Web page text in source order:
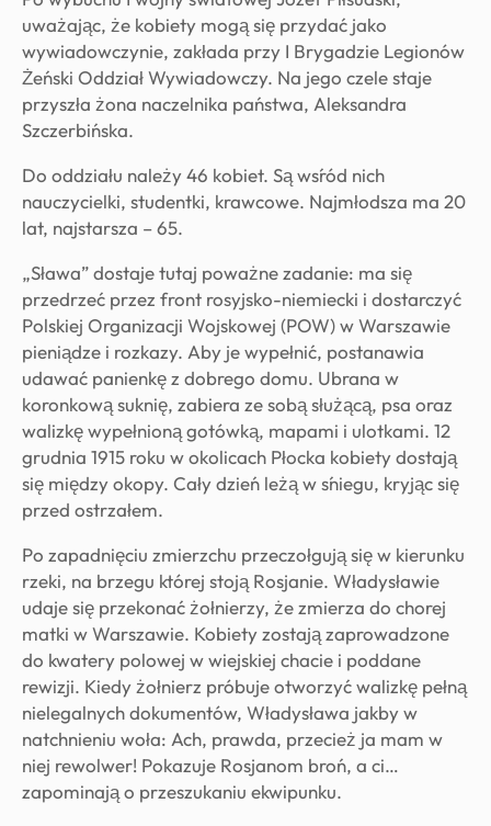
uważając, że kobiety mogą się przydać jako
wywiadowczynie, zakłada przy I Brygadzie Legionów
Żeński Oddział Wywiadowczy. Na jego czele staje
przyszła żona naczelnika państwa, Aleksandra
Szczerbińska.
Do oddziału należy 46 kobiet. Są wśród nich
nauczycielki, studentki, krawcowe. Najmłodsza ma 20
lat, najstarsza – 65.
„Sława” dostaje tutaj poważne zadanie: ma się
przedrzeć przez front rosyjsko-niemiecki i dostarczyć
Polskiej Organizacji Wojskowej (POW) w Warszawie
pieniądze i rozkazy. Aby je wypełnić, postanawia
udawać panienkę z dobrego domu. Ubrana w
koronkową suknię, zabiera ze sobą służącą, psa oraz
walizkę wypełnioną gotówką, mapami i ulotkami. 12
grudnia 1915 roku w okolicach Płocka kobiety dostają
się między okopy. Cały dzień leżą w śniegu, kryjąc się
przed ostrzałem.
Po zapadnięciu zmierzchu przeczołgują się w kierunku
rzeki, na brzegu której stoją Rosjanie. Władysławie
udaje się przekonać żołnierzy, że zmierza do chorej
matki w Warszawie. Kobiety zostają zaprowadzone
do kwatery polowej w wiejskiej chacie i poddane
rewizji. Kiedy żołnierz próbuje otworzyć walizkę pełną
nielegalnych dokumentów, Władysława jakby w
natchnieniu woła: Ach, prawda, przecież ja mam w
niej rewolwer! Pokazuje Rosjanom broń, a ci…
zapominają o przeszukaniu ekwipunku.